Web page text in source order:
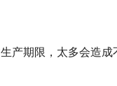
产期限，太多会造成